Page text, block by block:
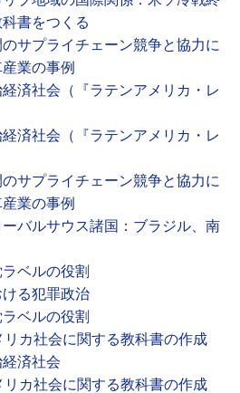
書をつくる
サプライチェーン競争と協力に
業の事例
済社会（『ラテンアメリカ・レ
済社会（『ラテンアメリカ・レ
サプライチェーン競争と協力に
業の事例
バルサウス諸国：ブラジル、南
ベルの役割
る犯罪政治
ベルの役割
カ社会に関する教科書の作成
済社会
カ社会に関する教科書の作成